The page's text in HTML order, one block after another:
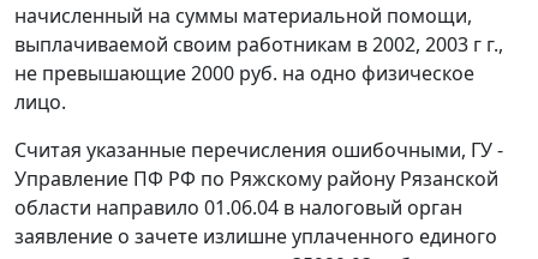
начисленный на суммы материальной помощи,
выплачиваемой своим работникам в 2002, 2003 г г.,
не превышающие 2000 руб. на одно физическое
лицо.
Считая указанные перечисления ошибочными, ГУ -
Управление ПФ РФ по Ряжскому району Рязанской
области направило 01.06.04 в налоговый орган
заявление о зачете излишне уплаченного единого